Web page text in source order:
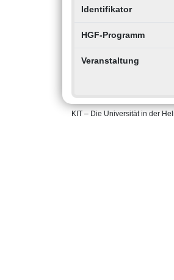
Identifikator
HGF-Programm
Veranstaltung
KIT – Die Universität in der